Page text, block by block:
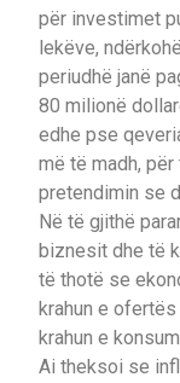
për investimet
lekëve,
periudhë janë
80 milionë
edhe pse
më të madh, për
pretendimin se
Në të gjithë
biznesit dhe të
të thotë se
krahun e
krahun e
Ai theksoi se